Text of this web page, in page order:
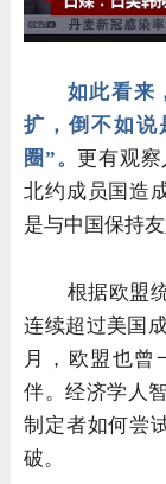
如此看来
扩，倒不如说
圈”。更有观
北约成员国造
是与中国保持
根据欧盟
连续超过美国
月，欧盟也曾
伴。经济学人
制定者如何尝
破。